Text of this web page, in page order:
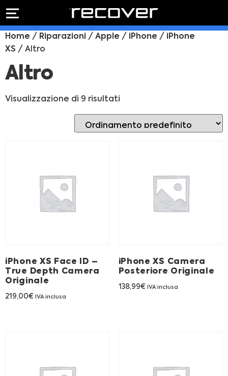
Preventivo online
PREVENTIVO RIPARAZIONE
Rivenditori B2B
FRANCHISING
PREVENTIVO
RIPARAZIONE
Home / Riparazioni / Apple / iPhone / iPhone
XS / Altro
Altro
Visualizzazione di 9 risultati
iPhone XS Face ID –
True Depth Camera
Originale
219,00€ IVA inclusa
iPhone XS Camera
Posteriore Originale
138,99€ IVA inclusa